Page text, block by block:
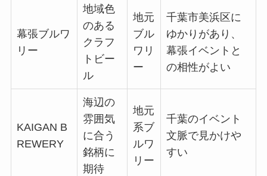
幕張ブルワ
リー
地域色
のある
クラフ
トビー
ル
地元
ブル
ワリ
ー
千葉市美浜区に
ゆかりがあり、
幕張イベントと
の相性がよい
KAIGAN B
REWERY
海辺の
雰囲気
に合う
銘柄に
期待
地元
系ブ
ルワ
リー
千葉のイベント
文脈で見かけや
すい